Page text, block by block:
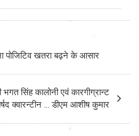
पोजिटिव खतरा बढ़ने के आसार
भगत सिंह कालोनी एवं कारगीग्रान्ट
क्वारन्टीन … डीएम आशीष कुमार